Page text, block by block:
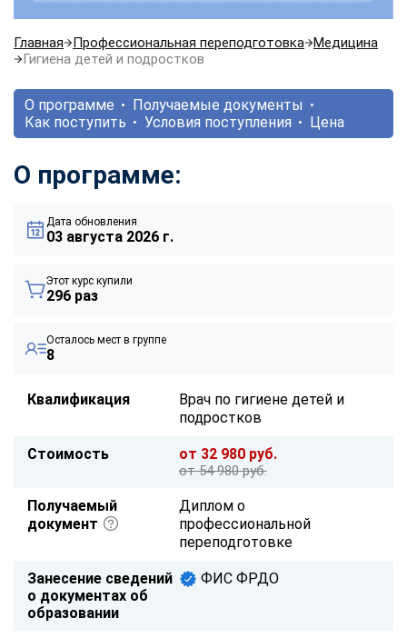
Главная Профессиональная переподготовка Медицина
Гигиена детей и подростков
О программе
Получаемые документы
Как поступить
Условия поступления Цена
О программе:
Дата обновления
03 августа 2026 г.
Этот курс купили
296 раз
Осталось мест в группе
8
Квалификация
Врач по гигиене детей и
подростков
Стоимость от 32 980 руб.
от 54 980 руб.
Получаемый
документ
Диплом о
профессиональной
переподготовке
Занесение сведений
о документах об
образовании
ФИС ФРДО